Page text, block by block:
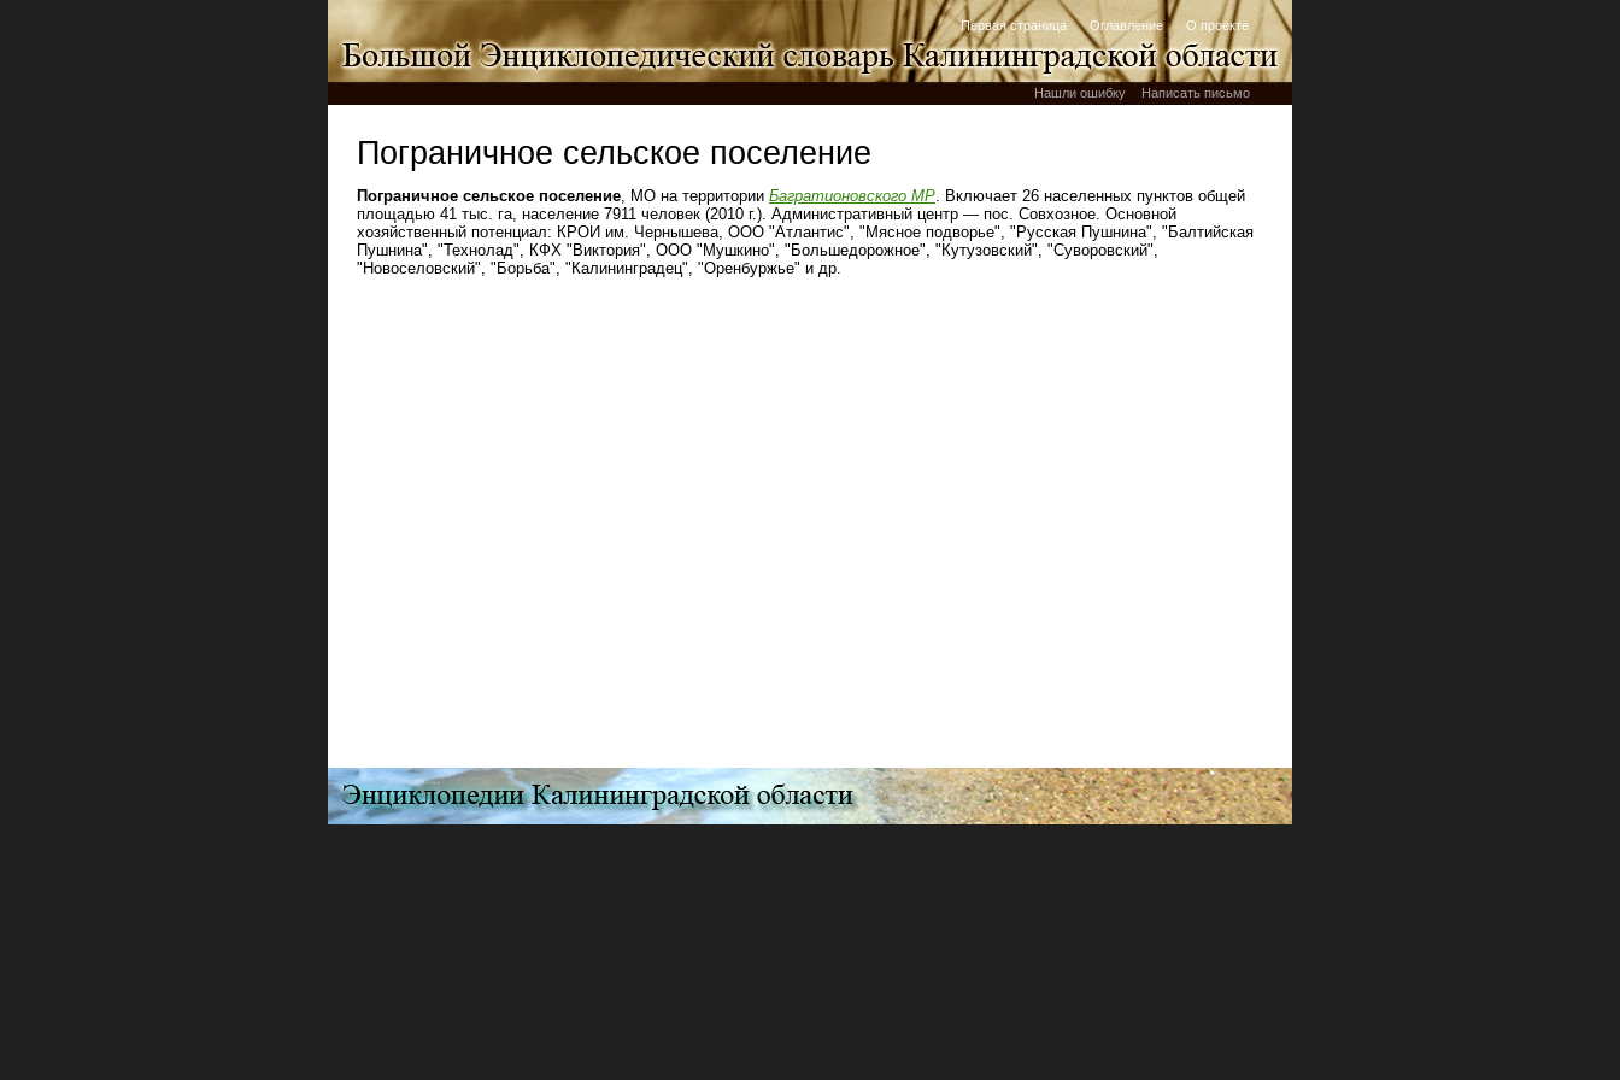
Первая страница Оглавление О проекте
Нашли ошибку Написать письмо
Пограничное сельское поселение
Пограничное сельское поселение, МО на территории Багратионовского МР. Включает 26 населенных пунктов общей
площадью 41 тыс. га, население 7911 человек (2010 г.). Административный центр — пос. Совхозное. Основной
хозяйственный потенциал: КРОИ им. Чернышева, ООО "Атлантис", "Мясное подворье", "Русская Пушнина", "Балтийская
Пушнина", "Технолад", КФХ "Виктория", ООО "Мушкино", "Большедорожное", "Кутузовский", "Суворовский",
"Новоселовский", "Борьба", "Калининградец", "Оренбуржье" и др.